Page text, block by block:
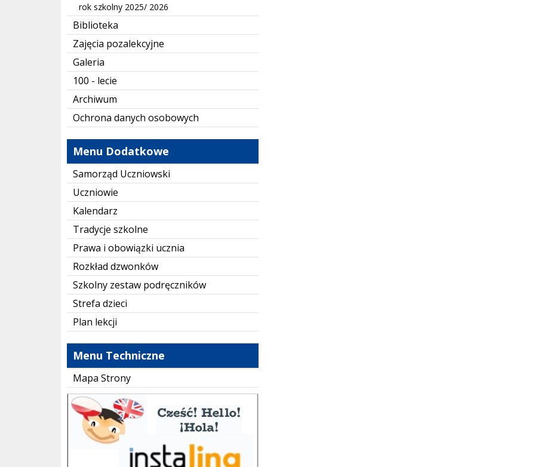
rok szkolny 2025/ 2026
Biblioteka
Zajęcia pozalekcyjne
Galeria
100 - lecie
Archiwum
Ochrona danych osobowych
Menu Dodatkowe
Samorząd Uczniowski
Uczniowie
Kalendarz
Tradycje szkolne
Prawa i obowiązki ucznia
Rozkład dzwonków
Szkolny zestaw podręczników
Strefa dzieci
Plan lekcji
Menu Techniczne
Mapa Strony
instaling